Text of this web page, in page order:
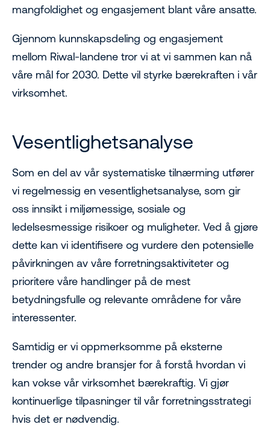
mangfoldighet og engasjement blant våre ansatte.
Gjennom kunnskapsdeling og engasjement
mellom Riwal-landene tror vi at vi sammen kan nå
våre mål for 2030. Dette vil styrke bærekraften i vår
virksomhet.
Vesentlighetsanalyse
Som en del av vår systematiske tilnærming utfører
vi regelmessig en vesentlighetsanalyse, som gir
oss innsikt i miljømessige, sosiale og
ledelsesmessige risikoer og muligheter. Ved å gjøre
dette kan vi identifisere og vurdere den potensielle
påvirkningen av våre forretningsaktiviteter og
prioritere våre handlinger på de mest
betydningsfulle og relevante områdene for våre
interessenter.
Samtidig er vi oppmerksomme på eksterne
trender og andre bransjer for å forstå hvordan vi
kan vokse vår virksomhet bærekraftig. Vi gjør
kontinuerlige tilpasninger til vår forretningsstrategi
hvis det er nødvendig.